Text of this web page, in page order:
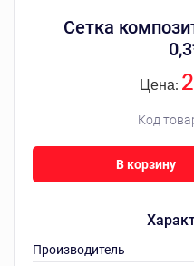
Сетка
Код
Цена:
Производитель
В корзину